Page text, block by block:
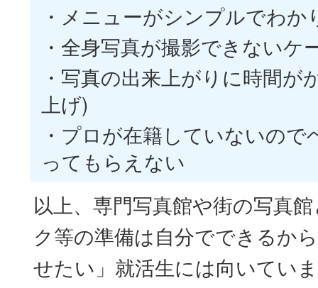
・メニューがシンプルでわか
・全身写真が撮影できないケ
・写真の出来上がりに時間が
上げ)
・プロが在籍していないの
ってもらえない
以上、専門写真館や街の写真
ク等の準備は自分でできるか
せたい」就活生には向いてい